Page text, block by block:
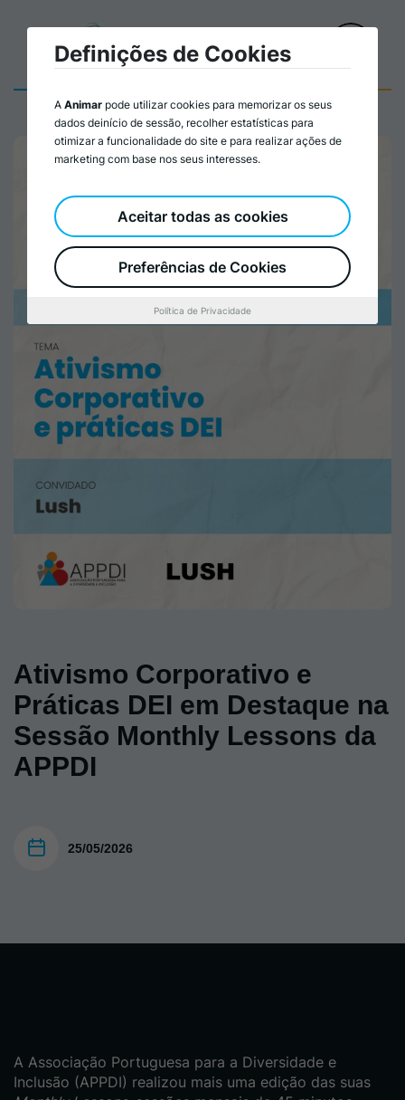
Ativismo Corporativo e
Práticas DEI em Destaque na
Sessão Monthly Lessons da
APPDI
25/05/2026
A Associação Portuguesa para a Diversidade e
Inclusão (APPDI) realizou mais uma edição das suas
Definições de Cookies
A Animar pode utilizar cookies para memorizar os seus
dados deinício de sessão, recolher estatísticas para
otimizar a funcionalidade do site e para realizar ações de
marketing com base nos seus interesses.
Preferências de Cookies
Aceitar todas as cookies
Política de Privacidade